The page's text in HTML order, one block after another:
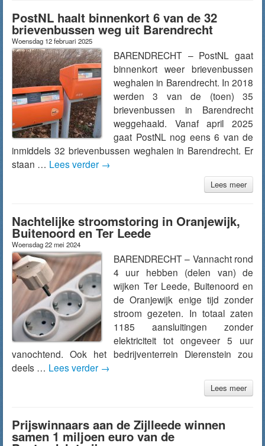
PostNL haalt binnenkort 6 van de 32
brievenbussen weg uit Barendrecht
Woensdag 12 februari 2025
BARENDRECHT – PostNL gaat
binnenkort weer brievenbussen
weghalen in Barendrecht. In 2018
werden 3 van de (toen) 35
brievenbussen in Barendrecht
weggehaald. Vanaf april 2025
gaat PostNL nog eens 6 van de
inmiddels 32 brievenbussen weghalen in Barendrecht. Er
staan … Lees verder →
Lees meer
Nachtelijke stroomstoring in Oranjewijk,
Buitenoord en Ter Leede
Woensdag 22 mei 2024
BARENDRECHT – Vannacht rond
4 uur hebben (delen van) de
wijken Ter Leede, Buitenoord en
de Oranjewijk enige tijd zonder
stroom gezeten. In totaal zaten
1185 aansluitingen zonder
elektriciteit tot ongeveer 5 uur
vanochtend. Ook het bedrijventerrein Dierenstein zou
deels … Lees verder →
Lees meer
Prijswinnaars aan de Zijlleede winnen
samen 1 miljoen euro van de